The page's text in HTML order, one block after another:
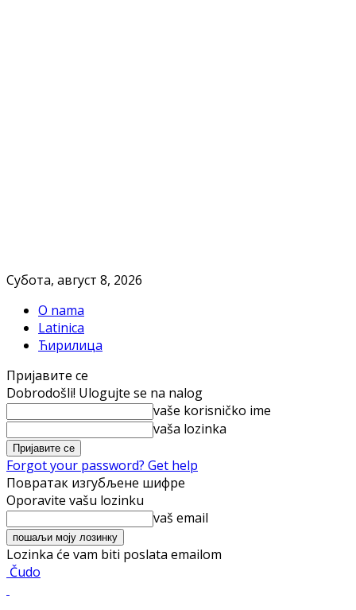
Субота, август 8, 2026
O nama
Latinica
Ћирилица
Пријавите се
Dobrodošli! Ulogujte se na nalog
vaše korisničko ime
vaša lozinka
Forgot your password? Get help
Повратак изгубљене шифре
Oporavite vašu lozinku
vaš email
Lozinka će vam biti poslata emailom
Čudo